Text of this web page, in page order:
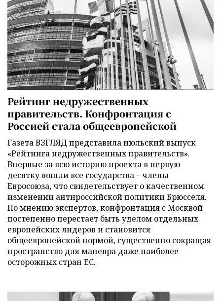
Рейтинг недружественных
правительств. Конфронтация с
Россией стала общеевропейской
Газета ВЗГЛЯД представила июльский выпуск
«Рейтинга недружественных правительств».
Впервые за всю историю проекта в первую
десятку вошли все государства – члены
Евросоюза, что свидетельствует о качественном
изменении антироссийской политики Брюсселя.
По мнению экспертов, конфронтация с Москвой
постепенно перестает быть уделом отдельных
европейских лидеров и становится
общеевропейской нормой, существенно сокращая
пространство для маневра даже наиболее
осторожных стран ЕС.